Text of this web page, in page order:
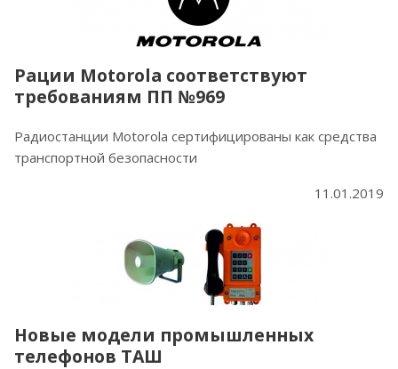
Рации Motorola соответствуют
требованиям ПП №969
Радиостанции Motorola сертифицированы как средства
транспортной безопасности
11.01.2019
Новые модели промышленных
телефонов ТАШ